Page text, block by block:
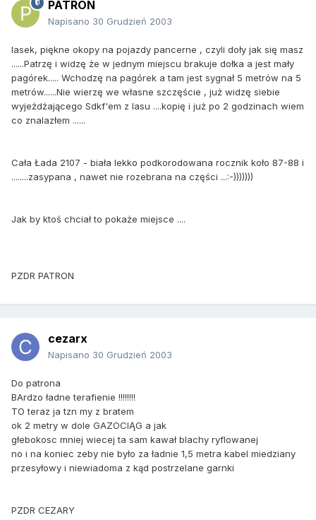
PATRON
Napisano 30 Grudzień 2003
lasek, piękne okopy na pojazdy pancerne , czyli doły jak się masz
......Patrzę i widzę że w jednym miejscu brakuje dołka a jest mały
pagórek..... Wchodzę na pagórek a tam jest sygnał 5 metrów na 5
metrów......Nie wierzę we własne szczęście , już widzę siebie
wyjeżdżającego Sdkf'em z lasu ....kopię i już po 2 godzinach wiem
co znalazłem ......
Cała Łada 2107 - biała lekko podkorodowana rocznik koło 87-88 i
........zasypana , nawet nie rozebrana na części ...:-)))))))
Jak by ktoś chciał to pokaże miejsce ....
PZDR PATRON
cezarx
Napisano 30 Grudzień 2003
Do patrona
BArdzo ładne terafienie !!!!!!!!
TO teraz ja tzn my z bratem
ok 2 metry w dole GAZOCIĄG a jak
głebokosc mniej wiecej ta sam kawał blachy ryflowanej
no i na koniec zeby nie było za ładnie 1,5 metra kabel miedziany
przesyłowy i niewiadoma z kąd postrzelane garnki
PZDR CEZARY